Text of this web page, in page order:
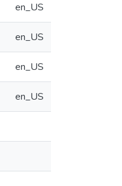
en_US
en_US
en_US
en_US